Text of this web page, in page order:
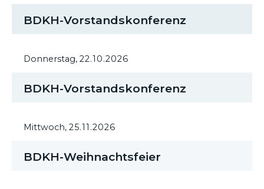
BDKH-Vorstandskonferenz
Donnerstag, 22.10.2026
BDKH-Vorstandskonferenz
Mittwoch, 25.11.2026
BDKH-Weihnachtsfeier